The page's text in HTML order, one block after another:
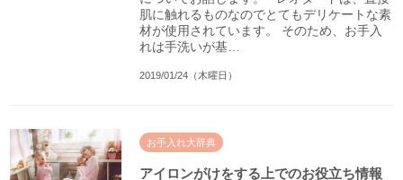
肌に触れるものなのでとてもデリケートな素
材が使用されています。 そのため、お手入
れは手洗いが基…
2019/01/24（木曜日）
お手入れ大辞典
アイロンがけをする上でのお役立ち情報